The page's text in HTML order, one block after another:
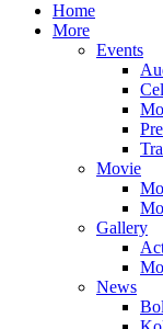
Home
More
Events
Movie
Gallery
News